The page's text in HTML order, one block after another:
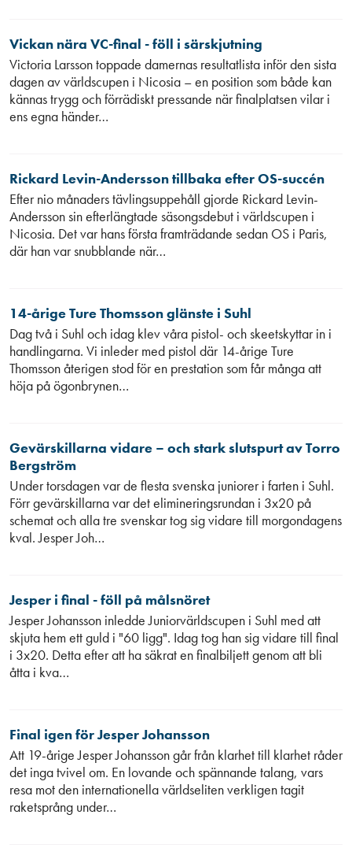
Vickan nära VC-final - föll i särskjutning
Victoria Larsson toppade damernas resultatlista inför den sista
dagen av världscupen i Nicosia – en position som både kan
kännas trygg och förrädiskt pressande när finalplatsen vilar i
ens egna händer…
Rickard Levin-Andersson tillbaka efter OS-succén
Efter nio månaders tävlingsuppehåll gjorde Rickard Levin-
Andersson sin efterlängtade säsongsdebut i världscupen i
Nicosia. Det var hans första framträdande sedan OS i Paris,
där han var snubblande när…
14-årige Ture Thomsson glänste i Suhl
Dag två i Suhl och idag klev våra pistol- och skeetskyttar in i
handlingarna. Vi inleder med pistol där 14-årige Ture
Thomsson återigen stod för en prestation som får många att
höja på ögonbrynen…
Gevärskillarna vidare – och stark slutspurt av Torro
Bergström
Under torsdagen var de flesta svenska juniorer i farten i Suhl.
Förr gevärskillarna var det elimineringsrundan i 3x20 på
schemat och alla tre svenskar tog sig vidare till morgondagens
kval. Jesper Joh…
Jesper i final - föll på målsnöret
Jesper Johansson inledde Juniorvärldscupen i Suhl med att
skjuta hem ett guld i "60 ligg". Idag tog han sig vidare till final
i 3x20. Detta efter att ha säkrat en finalbiljett genom att bli
åtta i kva…
Final igen för Jesper Johansson
Att 19-årige Jesper Johansson går från klarhet till klarhet råder
det inga tvivel om. En lovande och spännande talang, vars
resa mot den internationella världseliten verkligen tagit
raketsprång under…